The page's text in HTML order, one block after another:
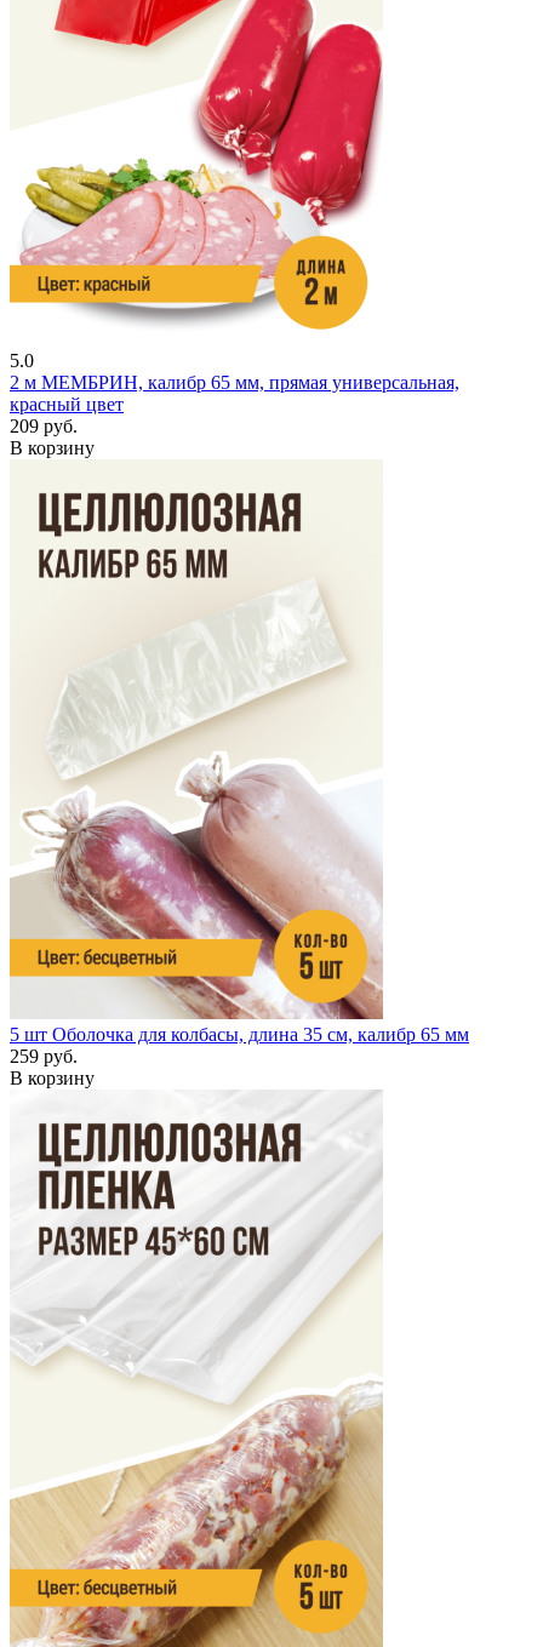
5.0
2 м МЕМБРИН, калибр 65 мм, прямая универсальная,
красный цвет
209 руб.
В корзину
5 шт Оболочка для колбасы, длина 35 см, калибр 65 мм
259 руб.
В корзину